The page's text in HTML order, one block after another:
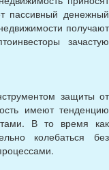
пассивный денежный
получают
зачастую
защиты от
имеют тенденцию
В то время как
колебаться без